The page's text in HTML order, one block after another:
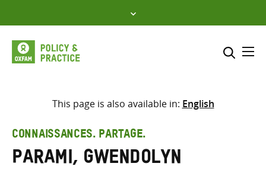
to
content
Sélectionner l’emplacement
Saisir
les
termes
This page is also available in: English
CONNAISSANCES. PARTAGE.
Parami, Gwendolyn